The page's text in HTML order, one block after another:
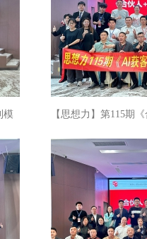
模 【思想力】第115期
式》圆满落幕